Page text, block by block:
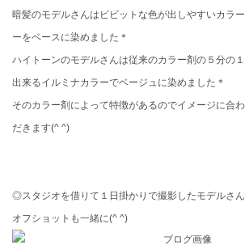
暗髪のモデルさんはビビットな色が出しやすいカラ
ーをベースに染めました＊
ハイトーンのモデルさんは従来のカラー剤の５分の
出来るイルミナカラーでベージュに染めました＊
そのカラー剤によって特徴があるのでイメージに合
だきます(^ ^)
◎スタジオを借りて１日掛かりで撮影したモデルさん
オフショットも一緒に(^ ^)